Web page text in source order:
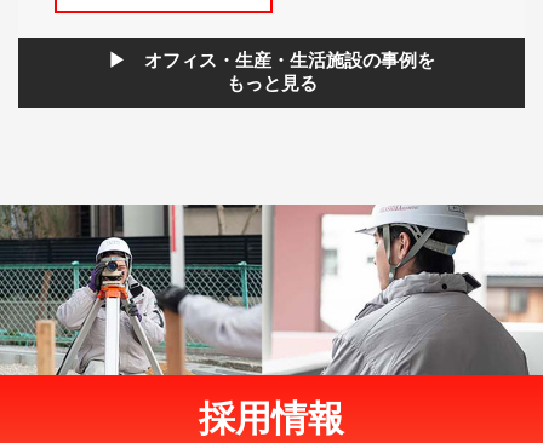
オフィス・生産・生活施設の事例を
もっと見る
採用情報